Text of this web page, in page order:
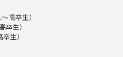
高卒生）
卒生）
生）